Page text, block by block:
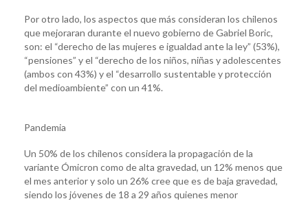
Por otro lado, los aspectos que más consideran los chilenos
que mejoraran durante el nuevo gobierno de Gabriel Boric,
son: el “derecho de las mujeres e igualdad ante la ley” (53%),
“pensiones” y el “derecho de los niños, niñas y adolescentes
(ambos con 43%) y el “desarrollo sustentable y protección
del medioambiente” con un 41%.
Pandemia
Un 50% de los chilenos considera la propagación de la
variante Ómicron como de alta gravedad, un 12% menos que
el mes anterior y solo un 26% cree que es de baja gravedad,
siendo los jóvenes de 18 a 29 años quienes menor